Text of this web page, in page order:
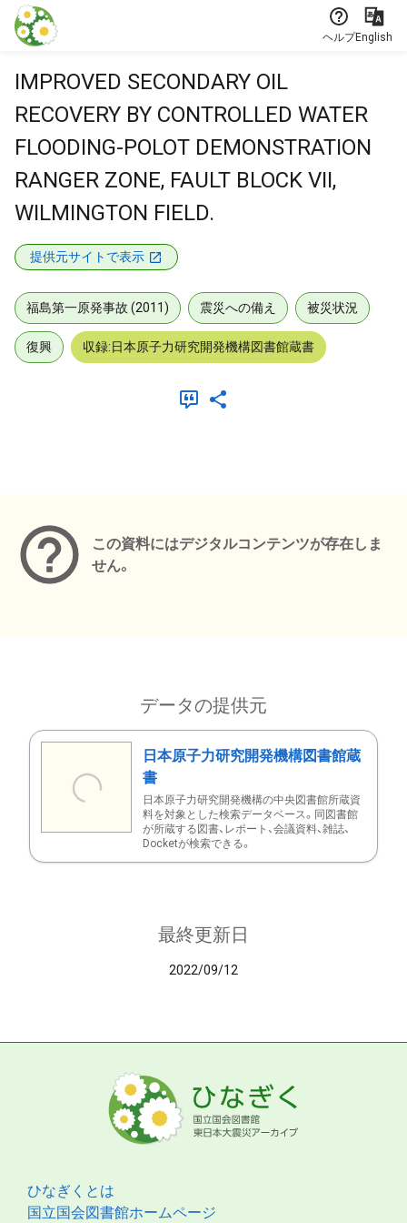
本文に飛ぶ
ヘルプEnglish
IMPROVED SECONDARY OIL
RECOVERY BY CONTROLLED WATER
FLOODING-POLOT DEMONSTRATION
RANGER ZONE, FAULT BLOCK VII,
WILMINGTON FIELD.
提供元サイトで表示
福島第一原発事故 (2011) 震災への備え 被災状況
復興 収録:日本原子力研究開発機構図書館蔵書
この資料にはデジタルコンテンツが存在しま
せん。
データの提供元
日本原子力研究開発機構図書館蔵
書
日本原子力研究開発機構の中央図書館所蔵資
料を対象とした検索データベース。同図書館
が所蔵する図書、レポート、会議資料、雑誌、
Docketが検索できる。
最終更新日
2022/09/12
ひなぎくとは
国立国会図書館ホームページ